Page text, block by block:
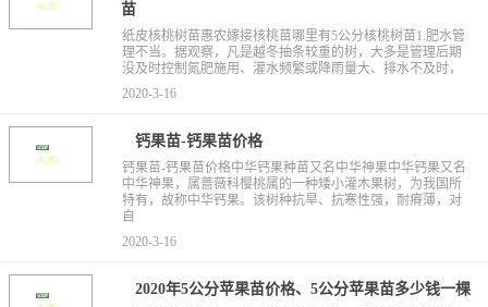
苗
纸皮核桃树苗惠农嫁接核桃苗哪里有5公分核桃树苗1.肥水管
理不当。据观察，凡是越冬抽条较重的树，大多是管理后期
没及时控制氮肥施用、灌水频繁或降雨量大、排水不及时，
2020-3-16
钙果苗-钙果苗价格
钙果苗-钙果苗价格中华钙果种苗又名中华神果中华钙果又名
中华神果，属蔷薇科樱桃属的一种矮小灌木果树，为我国所
特有，故称中华钙果。该树种抗旱、抗寒性强，耐瘠薄，对
自
2020-3-16
2020年5公分苹果苗价格、5公分苹果苗多少钱一棵